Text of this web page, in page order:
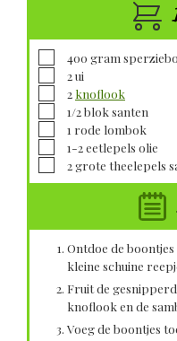
▢400 gram
▢
2 ui
▢
2 knoflook
▢1/2 blok santen
▢1 rode lombok
▢1-2 eetlepels olie
▢
2 grote theelepels
Ontdoe de
kleine schuine
Fruit de
knoflook en de
Voeg de boontjes